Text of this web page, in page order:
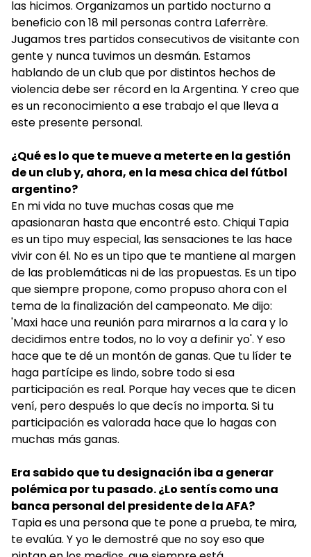
las hicimos. Organizamos un partido nocturno a
beneficio con 18 mil personas contra Laferrère.
Jugamos tres partidos consecutivos de visitante con
gente y nunca tuvimos un desmán. Estamos
hablando de un club que por distintos hechos de
violencia debe ser récord en la Argentina. Y creo que
es un reconocimiento a ese trabajo el que lleva a
este presente personal.
¿Qué es lo que te mueve a meterte en la gestión
de un club y, ahora, en la mesa chica del fútbol
argentino?
En mi vida no tuve muchas cosas que me
apasionaran hasta que encontré esto. Chiqui Tapia
es un tipo muy especial, las sensaciones te las hace
vivir con él. No es un tipo que te mantiene al margen
de las problemáticas ni de las propuestas. Es un tipo
que siempre propone, como propuso ahora con el
tema de la finalización del campeonato. Me dijo:
'Maxi hace una reunión para mirarnos a la cara y lo
decidimos entre todos, no lo voy a definir yo'. Y eso
hace que te dé un montón de ganas. Que tu líder te
haga partícipe es lindo, sobre todo si esa
participación es real. Porque hay veces que te dicen
vení, pero después lo que decís no importa. Si tu
participación es valorada hace que lo hagas con
muchas más ganas.
Era sabido que tu designación iba a generar
polémica por tu pasado. ¿Lo sentís como una
banca personal del presidente de la AFA?
Tapia es una persona que te pone a prueba, te mira,
te evalúa. Y yo le demostré que no soy eso que